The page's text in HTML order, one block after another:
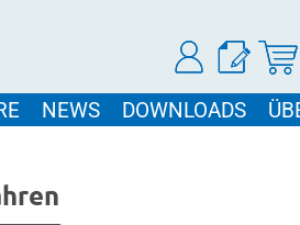
NEWS DOWNLOADS